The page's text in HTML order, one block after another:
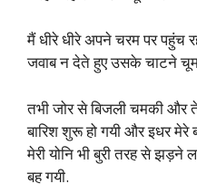
मैं धीरे धीरे अपने चरम पर पहुंच
जवाब न देते हुए उसके चाटने
तभी जोर से बिजली चमकी
बारिश शुरू हो गयी और इधर
मेरी योनि भी बुरी तरह से झड़ने
बह गयी.